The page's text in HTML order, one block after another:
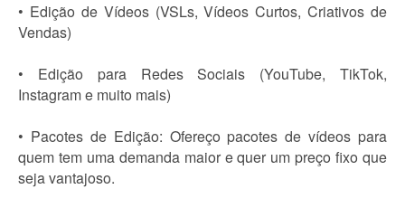
• Edição de Vídeos (VSLs, Vídeos Curtos, Criativos de
Vendas)
• Edição para Redes Sociais (YouTube, TikTok,
Instagram e muito mais)
• Pacotes de Edição: Ofereço pacotes de vídeos para
quem tem uma demanda maior e quer um preço fixo que
seja vantajoso.